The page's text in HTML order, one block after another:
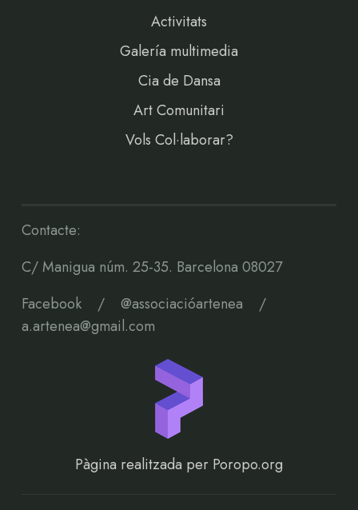
Activitats
Galería multimedia
Cia de Dansa
Art Comunitari
Vols Col·laborar?
Contacte:
C/ Manigua núm. 25-35. Barcelona 08027
Facebook
/ @associacióartenea
/
a.artenea@gmail.com
Pàgina realitzada per Poropo.org